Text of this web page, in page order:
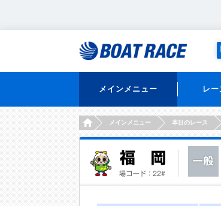
メインメニュー レ
HOMEメインメニュー 本日のレース